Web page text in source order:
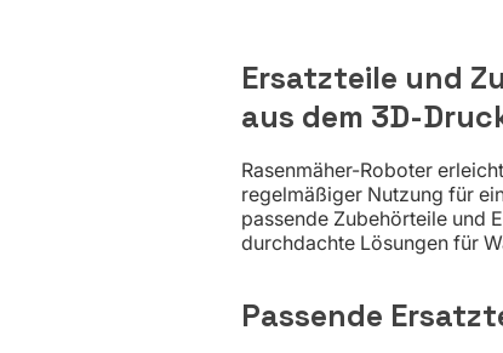
Ersatzteile und
aus dem 3D-
Rasenmäher-Roboter
regelmäßiger Nutzung für
passende Zubehörteile und
durchdachte Lösungen für
Passende